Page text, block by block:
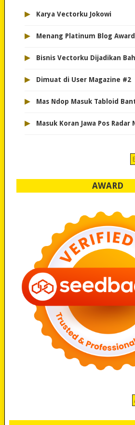
▸ Karya Vectorku Jokowi
▸ Menang Platinum Blog
▸ Bisnis Vectorku Dijadikan
▸ Dimuat di User Magazine #2
▸ Mas Ndop Masuk Tabloid
▸ Masuk Koran Jawa Pos Radar
AWARD